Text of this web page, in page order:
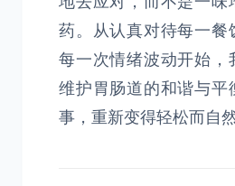
药。从认真对待每一餐
每一次情绪波动开始，
维护胃肠道的和谐与平
事，重新变得轻松而自然